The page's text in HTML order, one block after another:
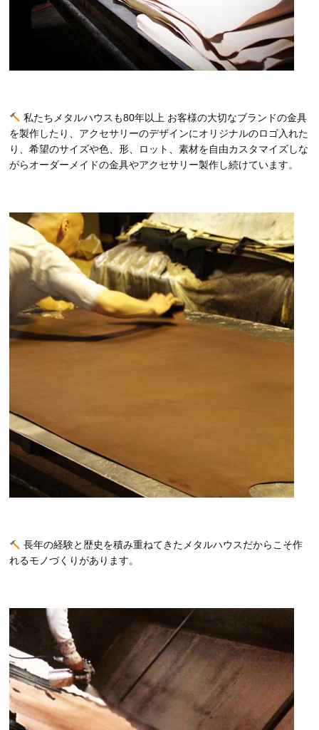
私たちメタルハウスも80年以上 お客様の大切なブランドの金具
を製作したり、アクセサリーのデザインにオリジナルのロゴ入れた
り、希望のサイズや色、形、ロット、素材を自由カスタマイズしな
がらオーダーメイドの金具やアクセサリー製作し続けています。
長年の経験と歴史を積み重ねてきたメタルハウスだからこそ作
れるモノづくりがあります。